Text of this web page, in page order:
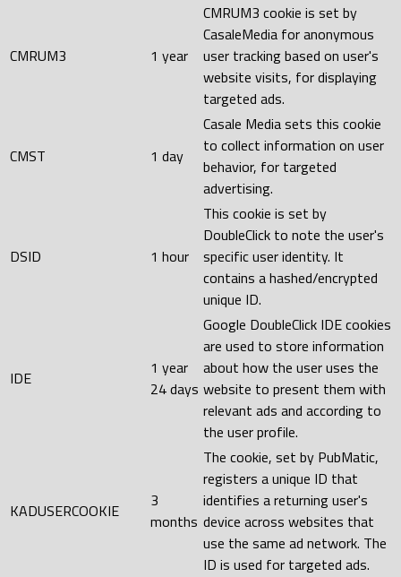
CMRUM3 1 year
CMRUM3 cookie is set by
CasaleMedia for anonymous
user tracking based on user's
website visits, for displaying
targeted ads.
CMST 1 day
Casale Media sets this cookie
to collect information on user
behavior, for targeted
advertising.
DSID 1 hour
This cookie is set by
DoubleClick to note the user's
specific user identity. It
contains a hashed/encrypted
unique ID.
IDE
1 year
24 days
Google DoubleClick IDE cookies
are used to store information
about how the user uses the
website to present them with
relevant ads and according to
the user profile.
KADUSERCOOKIE
3
months
The cookie, set by PubMatic,
registers a unique ID that
identifies a returning user's
device across websites that
use the same ad network. The
ID is used for targeted ads.